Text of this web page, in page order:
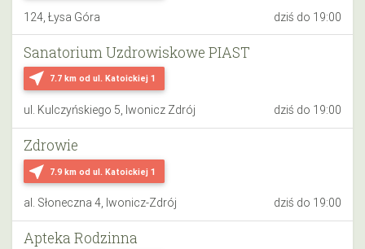
124, Łysa Góra dziś do 19:00
near_me 7.7 km od ul. Katoickiej 1
Sanatorium Uzdrowiskowe PIAST
ul. Kulczyńskiego 5, Iwonicz Zdrój dziś do 19:00
near_me 7.9 km od ul. Katoickiej 1
Zdrowie
al. Słoneczna 4, Iwonicz-Zdrój dziś do 19:00
Apteka Rodzinna